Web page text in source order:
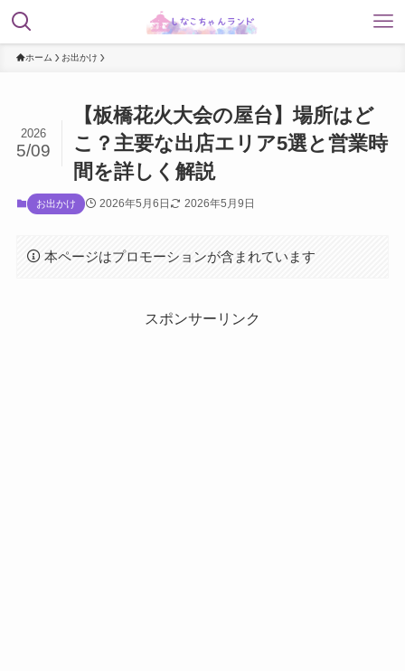
ホーム お出かけ
【板橋花火大会の屋台】場所はど
こ？主要な出店エリア5選と営業時
間を詳しく解説
2026
5/09
お出かけ 2026年5月6日 2026年5月9日
本ページはプロモーションが含まれています
スポンサーリンク